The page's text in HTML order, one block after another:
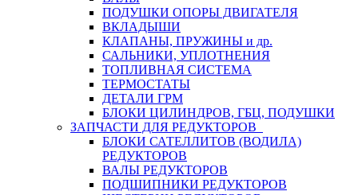
ПОДУШКИ ОПОРЫ ДВИГАТЕЛЯ
ВКЛАДЫШИ
КЛАПАНЫ, ПРУЖИНЫ и др.
САЛЬНИКИ, УПЛОТНЕНИЯ
ТОПЛИВНАЯ СИСТЕМА
ТЕРМОСТАТЫ
ДЕТАЛИ ГРМ
БЛОКИ ЦИЛИНДРОВ, ГБЦ, ПОДУШКИ
ЗАПЧАСТИ ДЛЯ РЕДУКТОРОВ
БЛОКИ САТЕЛЛИТОВ (ВОДИЛА)
РЕДУКТОРОВ
ВАЛЫ РЕДУКТОРОВ
ПОДШИПНИКИ РЕДУКТОРОВ